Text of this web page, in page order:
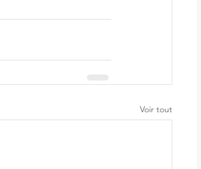
Voir tout